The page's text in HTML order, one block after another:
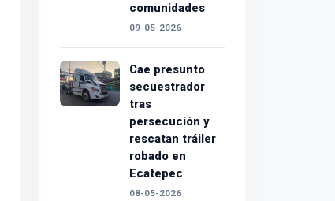
comunidades
09-05-2026
Cae presunto
secuestrador
tras
persecución y
rescatan tráiler
robado en
Ecatepec
08-05-2026